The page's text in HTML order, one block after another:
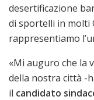
desertificazione
di sportelli in molti
rappresentiamo
«Mi auguro che la
della nostra città -
il candidato